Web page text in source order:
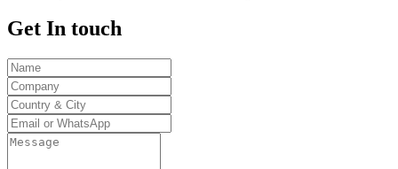
Get In touch